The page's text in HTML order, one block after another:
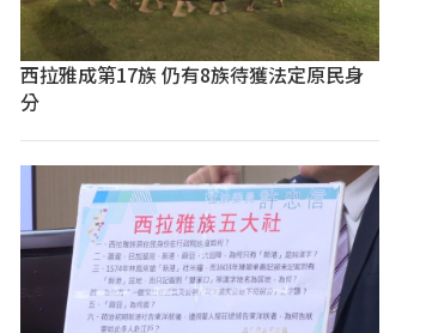
西拉雅成第17族 仍有8族待獲法定原民身
分